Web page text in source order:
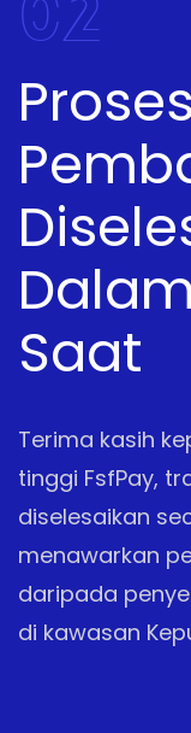
Proses
Saat
Terima kasih
tinggi FsfPay,
diselesaikan
menawarkan
daripada
di kawasan